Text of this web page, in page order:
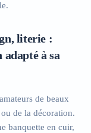
literie :
à sa
de beaux
de la décoration.
banquette en cuir,